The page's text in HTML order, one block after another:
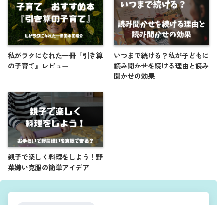
私がラクになれた一冊『引き算
の子育て』レビュー
いつまで続ける？私が子どもに
読み聞かせを続ける理由と読み
聞かせの効果
親子で楽しく料理をしよう！野
菜嫌い克服の簡単アイデア